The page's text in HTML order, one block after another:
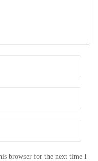
browser for the next time I